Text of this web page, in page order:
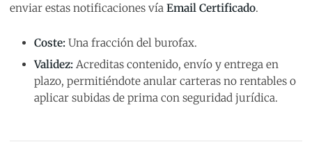
enviar estas notificaciones vía Email Certificado.
Coste: Una fracción del burofax.
Validez: Acreditas contenido, envío y entrega en
plazo, permitiéndote anular carteras no rentables o
aplicar subidas de prima con seguridad jurídica.